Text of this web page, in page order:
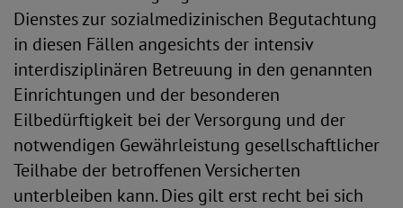
Dienstes zur sozialmedizinischen Begutachtung
in diesen Fällen angesichts der intensiv
interdisziplinären Betreuung in den genannten
Einrichtungen und der besonderen
Eilbedürftigkeit bei der Versorgung und der
notwendigen Gewährleistung gesellschaftlicher
Teilhabe der betroffenen Versicherten
unterbleiben kann. Dies gilt erst recht bei sich